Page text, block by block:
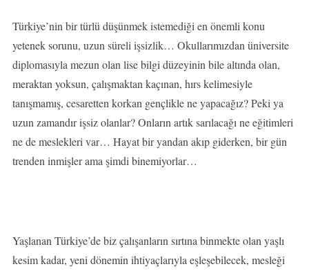
Türkiye’nin bir türlü düşünmek istemediği en önemli konu
yetenek sorunu, uzun süreli işsizlik… Okullarımızdan üniversite
diplomasıyla mezun olan lise bilgi düzeyinin bile altında olan,
meraktan yoksun, çalışmaktan kaçınan, hırs kelimesiyle
tanışmamış, cesaretten korkan gençlikle ne yapacağız? Peki ya
uzun zamandır işsiz olanlar? Onların artık sarılacağı ne eğitimleri
ne de meslekleri var… Hayat bir yandan akıp giderken, bir gün
trenden inmişler ama şimdi binemiyorlar…
Yaşlanan Türkiye’de biz çalışanların sırtına binmekte olan yaşlı
kesim kadar, yeni dönemin ihtiyaçlarıyla eşleşebilecek, mesleği